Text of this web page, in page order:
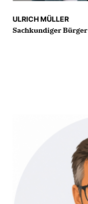
ULRICH MÜLLER
Sachkundiger Bürger